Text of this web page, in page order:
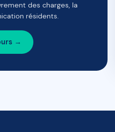
des charges, la
résidents.
→